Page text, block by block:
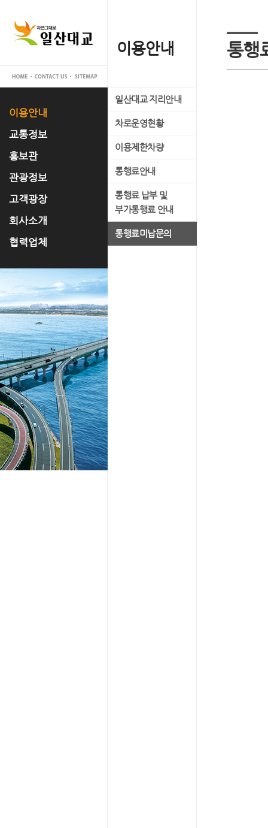
이용안내
이용안내
일산대교 지리안내
차로운영현황
이용제한차량
통행료안내
통행료 납부 및
부가통행료 안내
통행료미납문의
교통정보
교통정보
실시간 교통정보
교통관리 시스템 소개
홍보관
홍보관
일산대교 갤러리
홍보 동영상
언론 속 일산대교
자료실
관광정보
관광정보
관광명소
축제정보
문화유적
맛집정보
고객광장
고객광장
공지사항
고객의 소리
FAQ
회사소개
회사소개
대표이사 인사말
사업개요
사업추진경과
운영조직
경영공시
협력업체
협력업체
입찰공고
통행